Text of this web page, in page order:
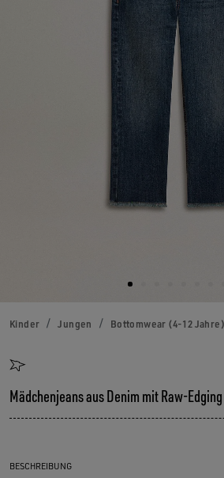
Kinder Jungen Bottomwear (4-12 Jahre)
Mädchenjeans aus Denim mit Raw-
BESCHREIBUNG